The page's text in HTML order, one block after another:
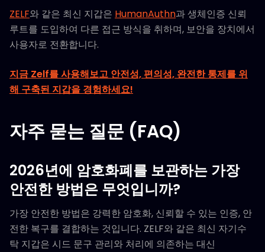
ZELF와 같은 최신 지갑은 HumanAuthn과 생체인증 신뢰
루트를 도입하여 다른 접근 방식을 취하며, 보안을 장치에서
사용자로 전환합니다.
지금 Zelf를 사용해보고 안전성, 편의성, 완전한 통제를 위
해 구축된 지갑을 경험하세요!
자주 묻는 질문 (FAQ)
2026년에 암호화폐를 보관하는 가장
안전한 방법은 무엇입니까?
가장 안전한 방법은 강력한 암호화, 신뢰할 수 있는 인증, 안
전한 복구를 결합하는 것입니다. ZELF와 같은 최신 자기수
탁 지갑은 시드 문구 관리와 처리에 의존하는 대신